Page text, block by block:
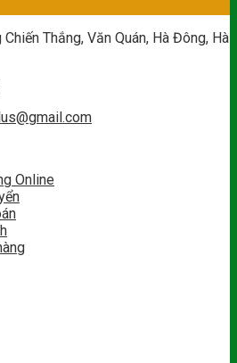
Thắng, Văn Quán, Hà Đông, Hà
Online